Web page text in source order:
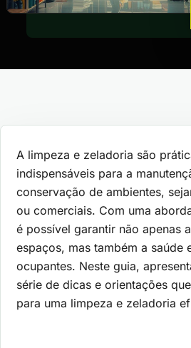
A limpeza e zeladoria são
indispensáveis para a
conservação de ambientes,
ou comerciais. Com uma
é possível garantir não apenas
espaços, mas também a saúde
ocupantes. Neste guia,
série de dicas e orientações
para uma limpeza e zeladoria